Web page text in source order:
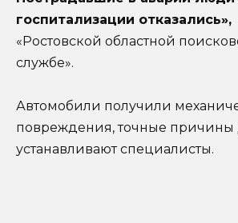
госпитализации отказались»,
«Ростовской областной
службе».
Автомобили получили
повреждения, точные причины
устанавливают специалисты.